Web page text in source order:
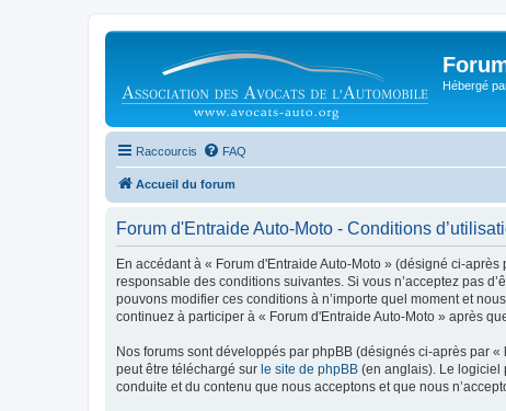
Hébergé
Raccourcis FAQ
Accueil du forum
Forum d'Entraide Auto-Moto - Conditions
En accédant à « Forum d'Entraide Auto-Moto » (désigné ci-
responsable des conditions suivantes. Si vous n’acceptez pas
pouvons modifier ces conditions à n’importe quel moment et
continuez à participer à « Forum d'Entraide Auto-Moto » après
Nos forums sont développés par phpBB (désignés ci-après par
peut être téléchargé sur le site de phpBB (en anglais). Le logiciel
conduite et du contenu que nous acceptons et que nous